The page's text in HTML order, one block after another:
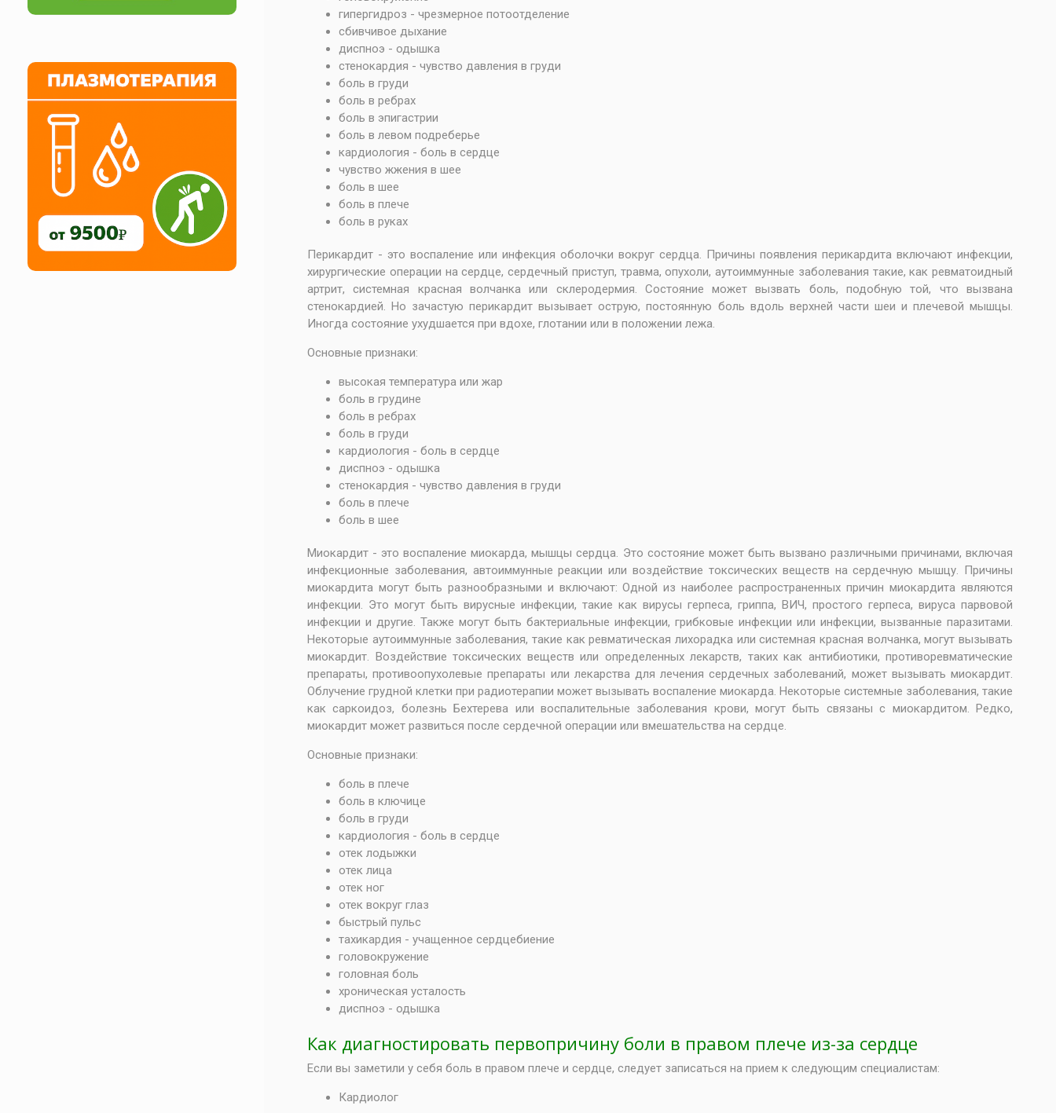
гипергидроз - чрезмерное потоотделение
сбивчивое дыхание
диспноэ - одышка
стенокардия - чувство давления в груди
боль в груди
боль в ребрах
боль в эпигастрии
боль в левом подреберье
кардиология - боль в сердце
чувство жжения в шее
боль в шее
боль в плече
боль в руках
Перикардит - это воспаление или инфекция оболочки вокруг сердца. Причины появления перикардита включают инфекции,
хирургические операции на сердце, сердечный приступ, травма, опухоли, аутоиммунные заболевания такие, как ревматоидный
артрит, системная красная волчанка или склеродермия. Состояние может вызвать боль, подобную той, что вызвана
стенокардией. Но зачастую перикардит вызывает острую, постоянную боль вдоль верхней части шеи и плечевой мышцы.
Иногда состояние ухудшается при вдохе, глотании или в положении лежа.
Основные признаки:
высокая температура или жар
боль в грудине
боль в ребрах
боль в груди
кардиология - боль в сердце
диспноэ - одышка
стенокардия - чувство давления в груди
боль в плече
боль в шее
Миокардит - это воспаление миокарда, мышцы сердца. Это состояние может быть вызвано различными причинами, включая
инфекционные заболевания, автоиммунные реакции или воздействие токсических веществ на сердечную мышцу. Причины
миокардита могут быть разнообразными и включают: Одной из наиболее распространенных причин миокардита являются
инфекции. Это могут быть вирусные инфекции, такие как вирусы герпеса, гриппа, ВИЧ, простого герпеса, вируса парвовой
инфекции и другие. Также могут быть бактериальные инфекции, грибковые инфекции или инфекции, вызванные паразитами.
Некоторые аутоиммунные заболевания, такие как ревматическая лихорадка или системная красная волчанка, могут вызывать
миокардит. Воздействие токсических веществ или определенных лекарств, таких как антибиотики, противоревматические
препараты, противоопухолевые препараты или лекарства для лечения сердечных заболеваний, может вызывать миокардит.
Облучение грудной клетки при радиотерапии может вызывать воспаление миокарда. Некоторые системные заболевания, такие
как саркоидоз, болезнь Бехтерева или воспалительные заболевания крови, могут быть связаны с миокардитом. Редко,
миокардит может развиться после сердечной операции или вмешательства на сердце.
Основные признаки:
боль в плече
боль в ключице
боль в груди
кардиология - боль в сердце
отек лодыжки
отек лица
отек ног
отек вокруг глаз
быстрый пульс
тахикардия - учащенное сердцебиение
головокружение
головная боль
хроническая усталость
диспноэ - одышка
Как диагностировать первопричину боли в правом плече из-за сердце
Если вы заметили у себя боль в правом плече и сердце, следует записаться на прием к следующим специалистам:
Кардиолог